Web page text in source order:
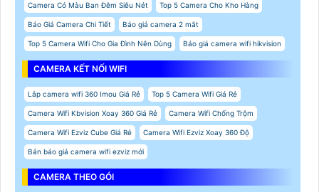
Camera Có Màu Ban Đêm Siêu Nét Top 5 Camera Cho Kho Hàng
Báo Giá Camera Chi Tiết Báo giá camera 2 mắt
Top 5 Camera Wifi Cho Gia Đình Nên Dùng Báo giá camera wifi hikvision
CAMERA KẾT NỐI WIFI
Lắp camera wifi 360 Imou Giá Rẻ Top 5 Camera Wifi Giá Rẻ
Camera Wifi Kbvision Xoay 360 Giá Rẻ Camera Wifi Chống Trộm
Camera Wifi Ezviz Cube Giá Rẻ Camera Wifi Ezviz Xoay 360 Độ
Bản báo giá camera wifi ezviz mới
CAMERA THEO GÓI